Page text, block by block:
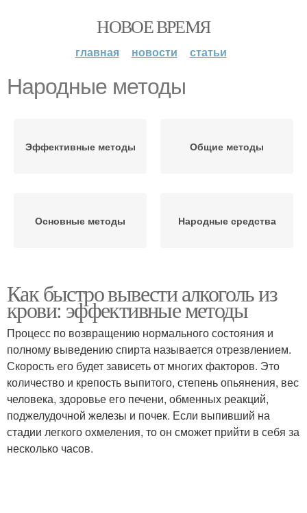
НОВОЕ ВРЕМЯ
главная новости статьи
Народные методы
Эффективные методы Общие методы
Основные методы Народные средства
Как быстро вывести алкоголь из
крови: эффективные методы
Процесс по возвращению нормального состояния и
полному выведению спирта называется отрезвлением.
Скорость его будет зависеть от многих факторов. Это
количество и крепость выпитого, степень опьянения, вес
человека, здоровье его печени, обменных реакций,
поджелудочной железы и почек. Если выпивший на
стадии легкого охмеления, то он сможет прийти в себя за
несколько часов.